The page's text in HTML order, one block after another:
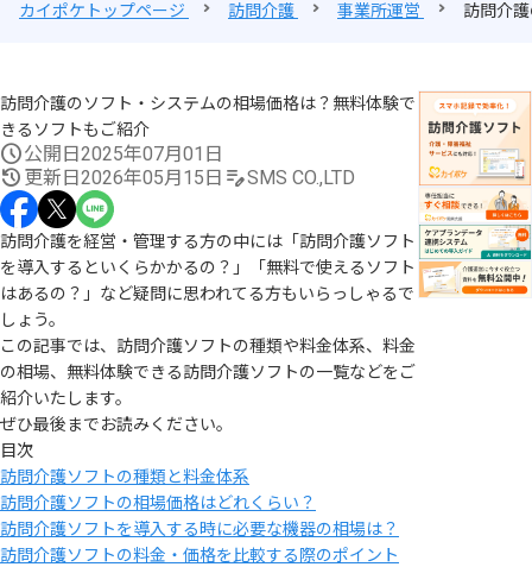
カイポケトップページ 訪問介護 事業所運営 訪問介
訪問介護のソフト・システムの相場価格は？無料体験で
きるソフトもご紹介
公開日 2025年07月01日
更新日 2026年05月15日 SMS CO.,LTD
訪問介護を経営・管理する方の中には「訪問介護ソフト
を導入するといくらかかるの？」「無料で使えるソフト
はあるの？」など疑問に思われてる方もいらっしゃるで
しょう。
この記事では、訪問介護ソフトの種類や料金体系、料金
の相場、無料体験できる訪問介護ソフトの一覧などをご
紹介いたします。
ぜひ最後までお読みください。
目次
訪問介護ソフトの種類と料金体系
訪問介護ソフトの相場価格はどれくらい？
訪問介護ソフトを導入する時に必要な機器の相場は？
訪問介護ソフトの料金・価格を比較する際のポイント